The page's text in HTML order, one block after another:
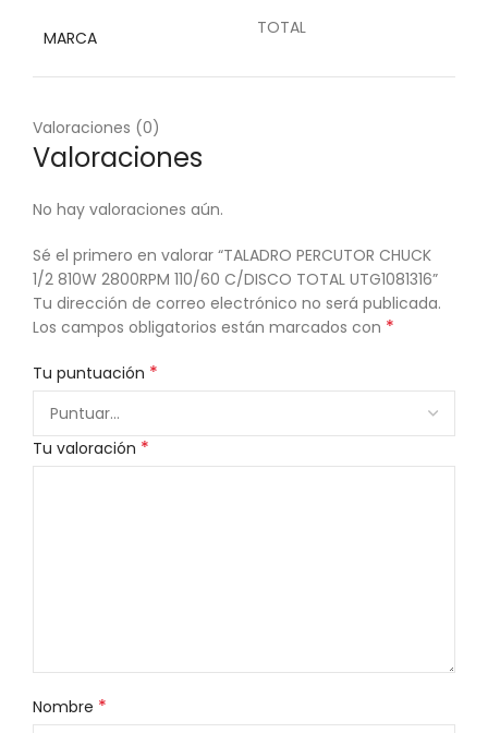
MARCA TOTAL
Valoraciones (0)
Valoraciones
No hay valoraciones aún.
Sé el primero en valorar “TALADRO PERCUTOR CHUCK
1/2 810W 2800RPM 110/60 C/DISCO TOTAL UTG1081316”
Tu dirección de correo electrónico no será publicada.
Los campos obligatorios están marcados con *
Tu puntuación *
Tu valoración *
Nombre *